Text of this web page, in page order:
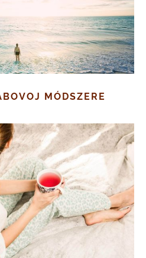
MÓDSZERE